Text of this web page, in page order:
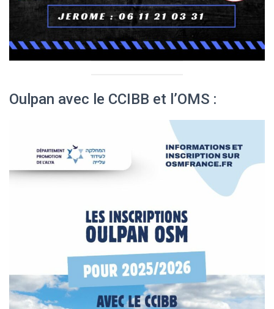
Oulpan avec le CCIBB et l’OMS :